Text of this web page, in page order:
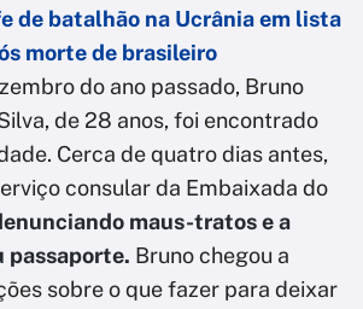
de batalhão na Ucrânia em lista
morte de brasileiro
do ano passado, Bruno
de 28 anos, foi encontrado
Cerca de quatro dias antes,
consular da Embaixada do
maus-tratos e a
passaporte. Bruno chegou a
sobre o que fazer para deixar